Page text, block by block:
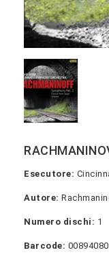
Esecutore:
Autore:
Numero dischi: 1
Barcode: